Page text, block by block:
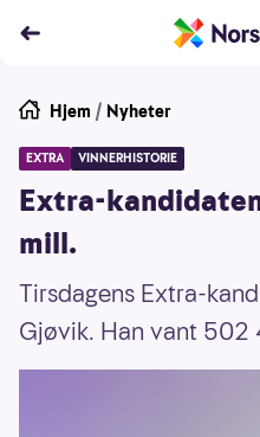
Hjem / Nyheter
EXTRA VINNERHISTORIE
Extra-
mill.
Tirsdagens Extra-
Gjøvik. Han vant 502